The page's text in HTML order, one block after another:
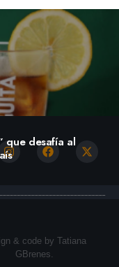
que desafía al
& code by Tatiana
GBrenes.